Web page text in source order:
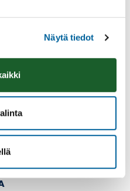
Näytä tiedot